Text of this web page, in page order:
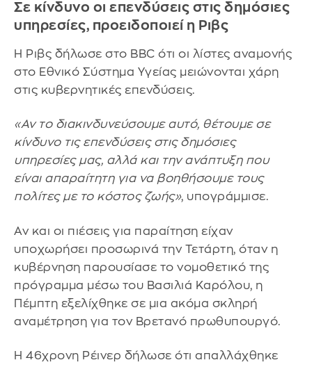
Σε κίνδυνο οι επενδύσεις στις δημόσιες
υπηρεσίες, προειδοποιεί η Ριβς
Η Ριβς δήλωσε στο BBC ότι οι λίστες αναμονής
στο Εθνικό Σύστημα Υγείας μειώνονται χάρη
στις κυβερνητικές επενδύσεις.
«Αν το διακινδυνεύσουμε αυτό, θέτουμε σε
κίνδυνο τις επενδύσεις στις δημόσιες
υπηρεσίες μας, αλλά και την ανάπτυξη που
είναι απαραίτητη για να βοηθήσουμε τους
πολίτες με το κόστος ζωής», υπογράμμισε.
Αν και οι πιέσεις για παραίτηση είχαν
υποχωρήσει προσωρινά την Τετάρτη, όταν η
κυβέρνηση παρουσίασε το νομοθετικό της
πρόγραμμα μέσω του Βασιλιά Καρόλου, η
Πέμπτη εξελίχθηκε σε μια ακόμα σκληρή
αναμέτρηση για τον Βρετανό πρωθυπουργό.
Η 46χρονη Ρέινερ δήλωσε ότι απαλλάχθηκε